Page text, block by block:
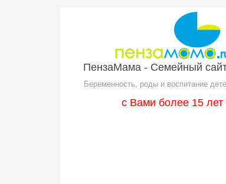
ПензаМама - Семейный
Беременность, роды и воспитание
с Вами более 15 лет